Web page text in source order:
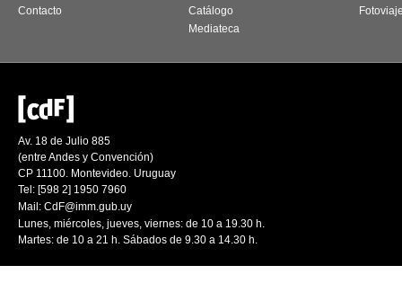
Contacto
Catálogo
Mediateca
Av. 18 de Julio 885
(entre Andes y Convención)
CP 11100. Montevideo. Uruguay
Tel: [598 2] 1950 7960
Mail: CdF@imm.gub.uy
Lunes, miércoles, jueves, viernes: de 10 a 19.30 h.
Martes: de 10 a 21 h. Sábados de 9.30 a 14.30 h.